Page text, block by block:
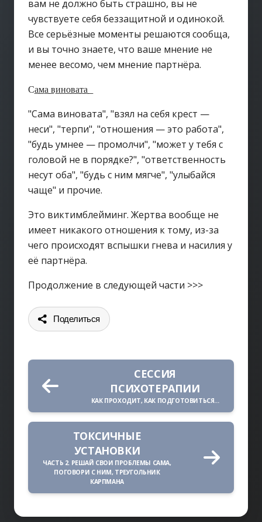
вам не должно быть страшно, вы не
чувствуете себя беззащитной и одинокой.
Все серьёзные моменты решаются сообща,
и вы точно знаете, что ваше мнение не
менее весомо, чем мнение партнёра.
С͟а͟м͟а͟ в͟и͟н͟о͟в͟а͟т͟а͟
"Сама виновата", "взял на себя крест —
неси", "терпи", "отношения — это работа",
"будь умнее — промолчи", "может у тебя с
головой не в порядке?", "ответственность
несут оба", "будь с ним мягче", "улыбайся
чаще" и прочие.
Это виктимблейминг. Жертва вообще не
имеет никакого отношения к тому, из-за
чего происходят вспышки гнева и насилия у
её партнёра.
Продолжение в следующей части >>>
Поделиться
СЕССИЯ
ПСИХОТЕРАПИИ
КАК ПРОХОДИТ, КАК ПОДГОТОВИТЬСЯ...
ТОКСИЧНЫЕ
УСТАНОВКИ
ЧАСТЬ 2. РЕШАЙ СВОИ ПРОБЛЕМЫ САМА,
ПОГОВОРИ С НИМ, ТРЕУГОЛЬНИК
КАРПМАНА